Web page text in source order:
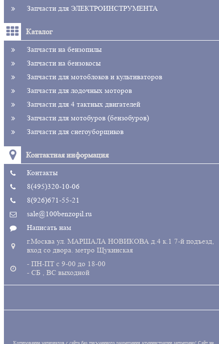
Запчасти для ЭЛЕКТРОИНСТРУМЕНТА
Каталог
Запчасти на бензопилы
Запчасти на бензокосы
Запчасти для мотоблоков и культиваторов
Запчасти для лодочных моторов
Запчасти для 4 тактных двигателей
Запчасти для мотобуров (бензобуров)
Запчасти для снегоуборщиков
Контактная информация
Контакты
8(495)320-10-06
8(926)671-55-21
sale@100benzopil.ru
Написать нам
г.Москва ул. МАРШАЛА НОВИКОВА д.4 к.1 7-й подъезд,
вход со двора. метро Щукинская
- ПН-ПТ с 9-00 до 18-00
- СБ , ВС выходной
Копирование материалов с сайта без письменного разрешения администрации запрещено! Сайт не